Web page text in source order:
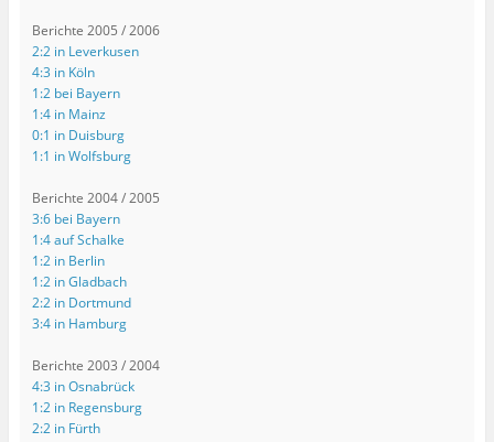
Berichte 2005 / 2006
2:2 in Leverkusen
4:3 in Köln
1:2 bei Bayern
1:4 in Mainz
0:1 in Duisburg
1:1 in Wolfsburg
Berichte 2004 / 2005
3:6 bei Bayern
1:4 auf Schalke
1:2 in Berlin
1:2 in Gladbach
2:2 in Dortmund
3:4 in Hamburg
Berichte 2003 / 2004
4:3 in Osnabrück
1:2 in Regensburg
2:2 in Fürth